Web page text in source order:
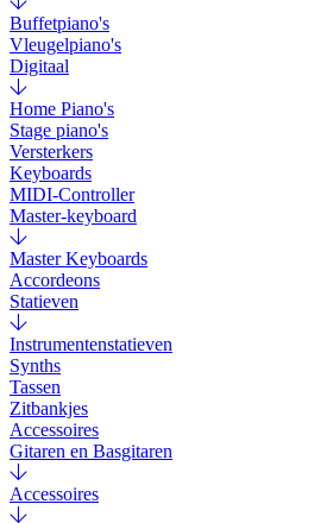
Buffetpiano's
Vleugelpiano's
Digitaal
Home Piano's
Stage piano's
Versterkers
Keyboards
MIDI-Controller
Master-keyboard
Master Keyboards
Accordeons
Statieven
Instrumentenstatieven
Synths
Tassen
Zitbankjes
Accessoires
Gitaren en Basgitaren
Accessoires